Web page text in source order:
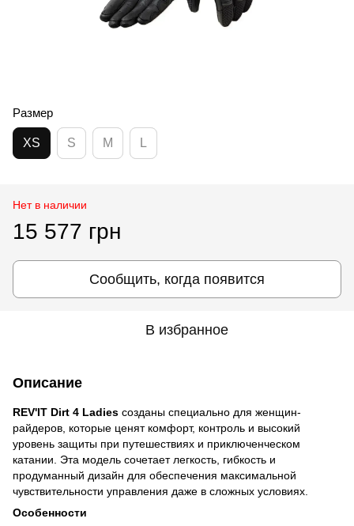
Размер
XS S M L
Нет в наличии
15 577 грн
Сообщить, когда появится
В избранное
Описание
REV'IT Dirt 4 Ladies созданы специально для женщин-
райдеров, которые ценят комфорт, контроль и высокий
уровень защиты при путешествиях и приключенческом
катании. Эта модель сочетает легкость, гибкость и
продуманный дизайн для обеспечения максимальной
чувствительности управления даже в сложных условиях.
Особенности